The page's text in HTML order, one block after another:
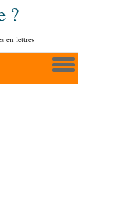
?
en lettres